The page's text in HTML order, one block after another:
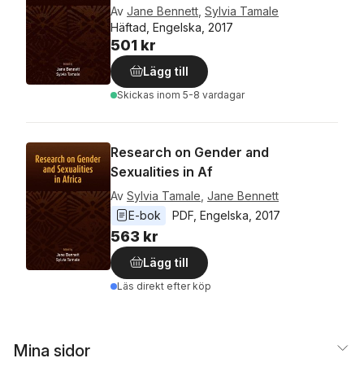
Av Jane Bennett Sylvia Tamale
Häftad, Engelska, 2017
501 kr
Lägg till
Skickas inom 5-8 vardagar
Research on Gender and
Sexualities in Af
Av Sylvia Tamale Jane Bennett
E-bok
PDF Engelska 2017
563 kr
Lägg till
Läs direkt efter köp
Mina sidor